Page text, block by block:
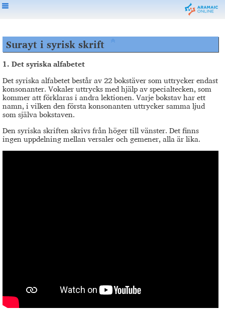
Surayt i syrisk skrift
1.Det syriska alfabetet
Det syriska alfabetet består av 22 bokstäver som uttrycker endast
konsonanter. Vokaler uttrycks med hjälp av specialtecken, som
kommer att förklaras i andra lektionen. Varje bokstav har ett
namn, i vilken den första konsonanten uttrycker samma ljud
som själva bokstaven.
Den syriska skriften skrivs från höger till vänster. Det finns
ingen uppdelning mellan versaler och gemener, alla är lika.